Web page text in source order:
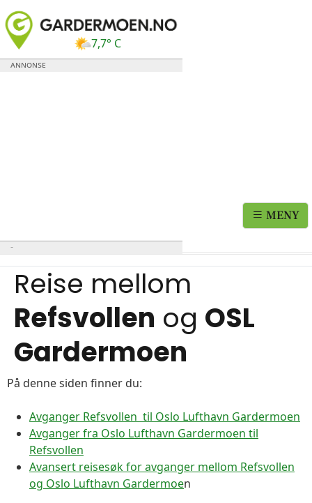
7,7° C
MENY
Reise mellom
Refsvollen og OSL
Gardermoen
På denne siden finner du:
Avganger Refsvollen til Oslo Lufthavn Gardermoen
Avganger fra Oslo Lufthavn Gardermoen til
Refsvollen
Avansert reisesøk for avganger mellom Refsvollen
og Oslo Lufthavn Gardermoen